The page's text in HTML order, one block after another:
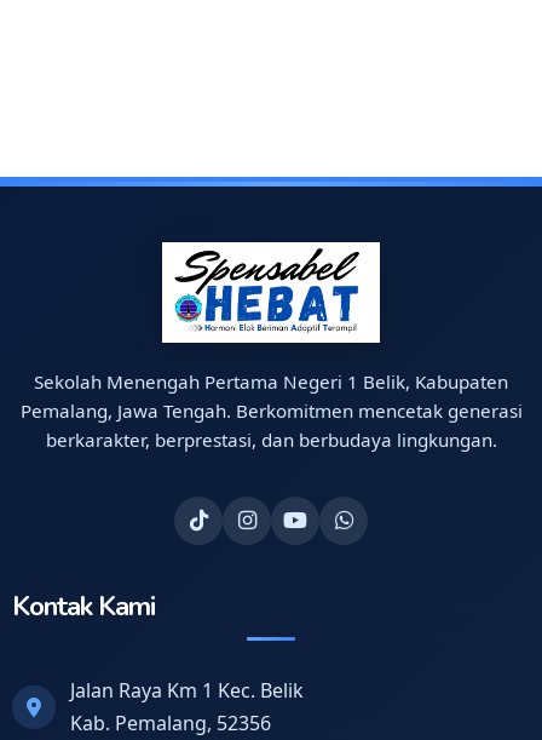
Sekolah Menengah Pertama Negeri 1 Belik, Kabupaten
Pemalang, Jawa Tengah. Berkomitmen mencetak generasi
berkarakter, berprestasi, dan berbudaya lingkungan.
Kontak Kami
Jalan Raya Km 1 Kec. Belik
Kab. Pemalang, 52356